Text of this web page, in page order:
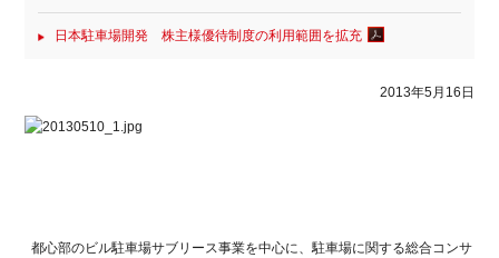
日本駐車場開発 株主様優待制度の利用範囲を拡充
2013年5月16日
都心部のビル駐車場サブリース事業を中心に、駐車場に関する総合コンサ